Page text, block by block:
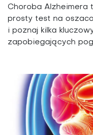
Choroba Alzheimera
prosty test na
i poznaj kilka
zapobiegających